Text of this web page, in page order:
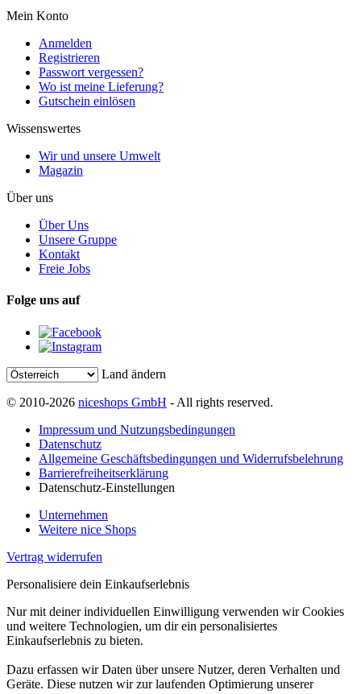
Mein Konto
Anmelden
Registrieren
Passwort vergessen?
Wo ist meine Lieferung?
Gutschein einlösen
Wissenswertes
Wir und unsere Umwelt
Magazin
Über uns
Über Uns
Unsere Gruppe
Kontakt
Freie Jobs
Folge uns auf
Land ändern
© 2010-2026 niceshops GmbH - All rights reserved.
Impressum und Nutzungsbedingungen
Datenschutz
Allgemeine Geschäftsbedingungen und Widerrufsbelehrung
Barrierefreiheitserklärung
Datenschutz-Einstellungen
Unternehmen
Weitere nice Shops
Vertrag widerrufen
Personalisiere dein Einkaufserlebnis
Nur mit deiner individuellen Einwilligung verwenden wir Cookies
und weitere Technologien, um dir ein personalisiertes
Einkaufserlebnis zu bieten.
Dazu erfassen wir Daten über unsere Nutzer, deren Verhalten und
Geräte. Diese nutzen wir zur laufenden Optimierung unserer